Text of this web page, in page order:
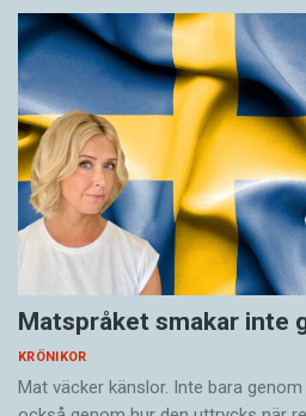
Matspråket smakar inte
KRÖNIKOR
Mat väcker känslor. Inte bara